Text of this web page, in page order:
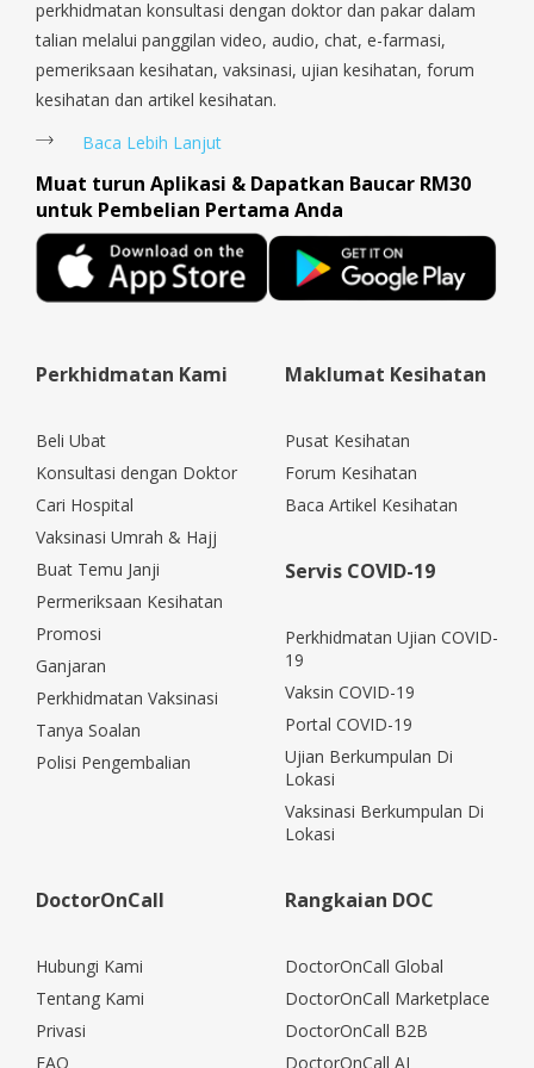
perkhidmatan konsultasi dengan doktor dan pakar dalam
talian melalui panggilan video, audio, chat, e-farmasi,
pemeriksaan kesihatan, vaksinasi, ujian kesihatan, forum
kesihatan dan artikel kesihatan.
Baca Lebih Lanjut
Muat turun Aplikasi & Dapatkan Baucar RM30
untuk Pembelian Pertama Anda
Perkhidmatan Kami
Beli Ubat
Konsultasi dengan Doktor
Cari Hospital
Vaksinasi Umrah & Hajj
Buat Temu Janji
Permeriksaan Kesihatan
Promosi
Ganjaran
Perkhidmatan Vaksinasi
Tanya Soalan
Polisi Pengembalian
Maklumat Kesihatan
Pusat Kesihatan
Forum Kesihatan
Baca Artikel Kesihatan
Servis COVID-19
Perkhidmatan Ujian COVID-
19
Vaksin COVID-19
Portal COVID-19
Ujian Berkumpulan Di
Lokasi
Vaksinasi Berkumpulan Di
Lokasi
DoctorOnCall
Hubungi Kami
Tentang Kami
Privasi
FAQ
Rangkaian DOC
DoctorOnCall Global
DoctorOnCall Marketplace
DoctorOnCall B2B
DoctorOnCall AI